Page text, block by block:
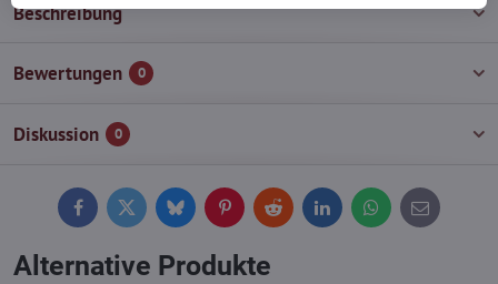
Beschreibung
Bewertungen 0
Diskussion 0
FacebookTwitterBlueskyPinterestReddit LinkedInWhatsApp
E-
mail
Alternative Produkte